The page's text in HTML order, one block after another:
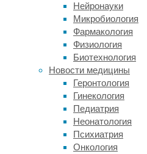
Нейронауки
Микробиология
Фармакология
Физиология
Биотехнология
Новости медицины
Геронтология
Гинекология
Педиатрия
Неонатология
Психиатрия
Онкология
Пейкерена
(Jan-
Peter
Pijkeren)
Висконсинского
университета
Мадисоне
(University